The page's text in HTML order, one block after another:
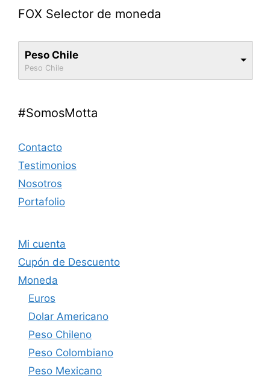
FOX Selector de moneda
Peso Chile
Peso Chile
#SomosMotta
Contacto
Testimonios
Nosotros
Portafolio
Mi cuenta
Cupón de Descuento
Moneda
Euros
Dolar Americano
Peso Chileno
Peso Colombiano
Peso Mexicano